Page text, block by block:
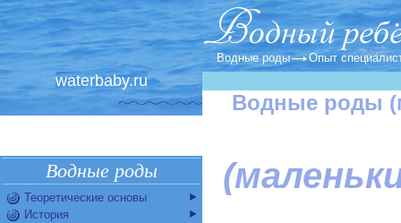
Водные роды Опыт
waterbaby.ru
Водные роды
Водные роды
Теоретические основы
История